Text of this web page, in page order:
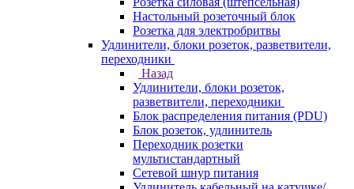
Настольный розеточный блок
Розетка для электробритвы
Удлинители, блоки розеток, разветвители,
переходники
Назад
Удлинители, блоки розеток,
разветвители, переходники
Блок распределения питания (PDU)
Блок розеток, удлинитель
Переходник розетки
мультистандартный
Сетевой шнур питания